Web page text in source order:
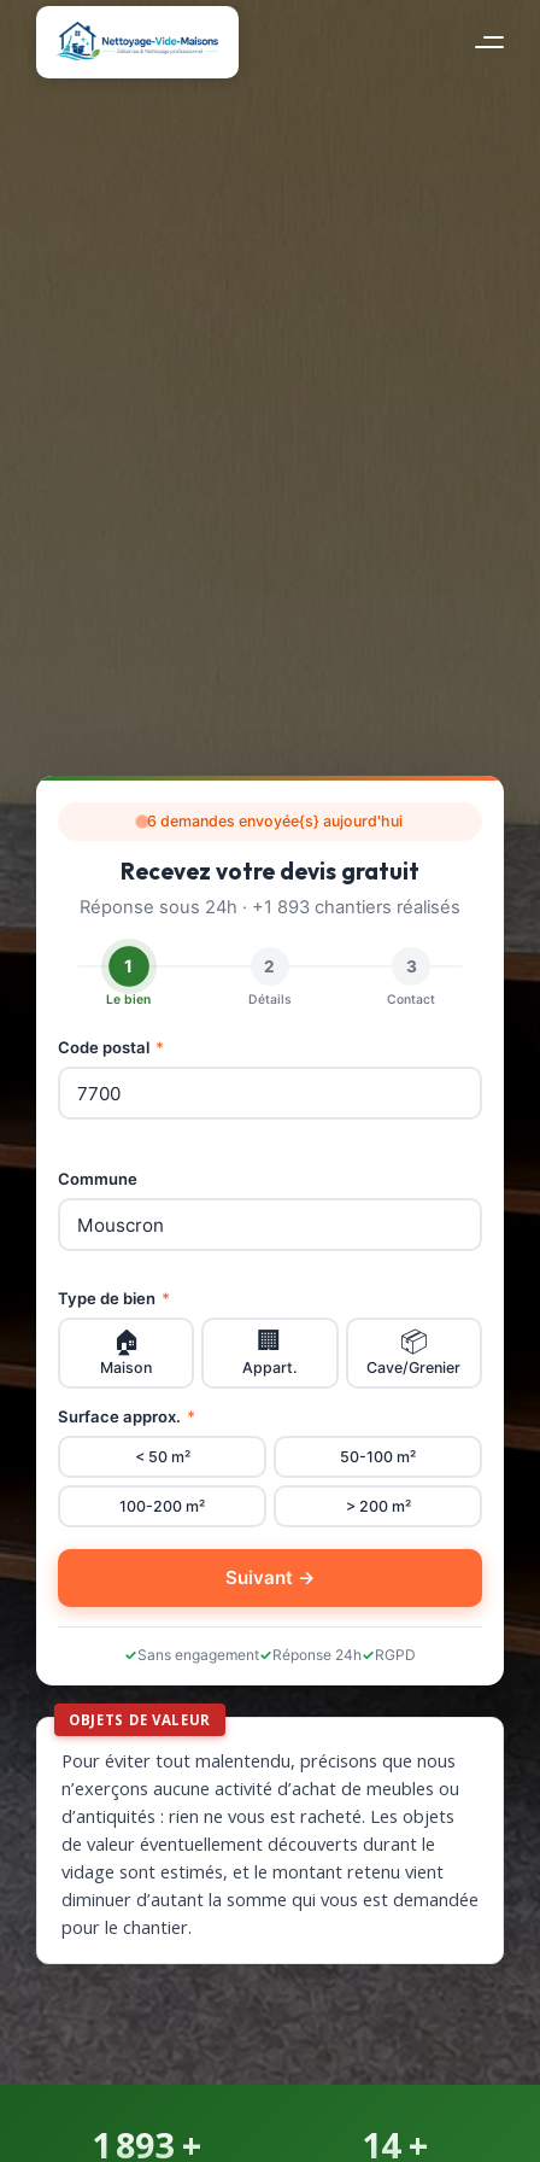
6 demandes envoyée{s} aujourd'hui
Recevez votre devis gratuit
Réponse sous 24h · +1 893 chantiers réalisés
1
Le bien
2
Détails
3
Contact
Code postal *
Commune
Type de bien *
🏠
Maison
🏢
Appart.
📦
Cave/Grenier
Surface approx. *
< 50 m² 50-100 m²
100-200 m² > 200 m²
Suivant →
Sans engagement Réponse 24h RGPD
OBJETS DE VALEUR
Pour éviter tout malentendu, précisons que nous
n’exerçons aucune activité d’achat de meubles ou
d’antiquités : rien ne vous est racheté. Les objets
de valeur éventuellement découverts durant le
vidage sont estimés, et le montant retenu vient
diminuer d’autant la somme qui vous est demandée
pour le chantier.
1 893+ 14+